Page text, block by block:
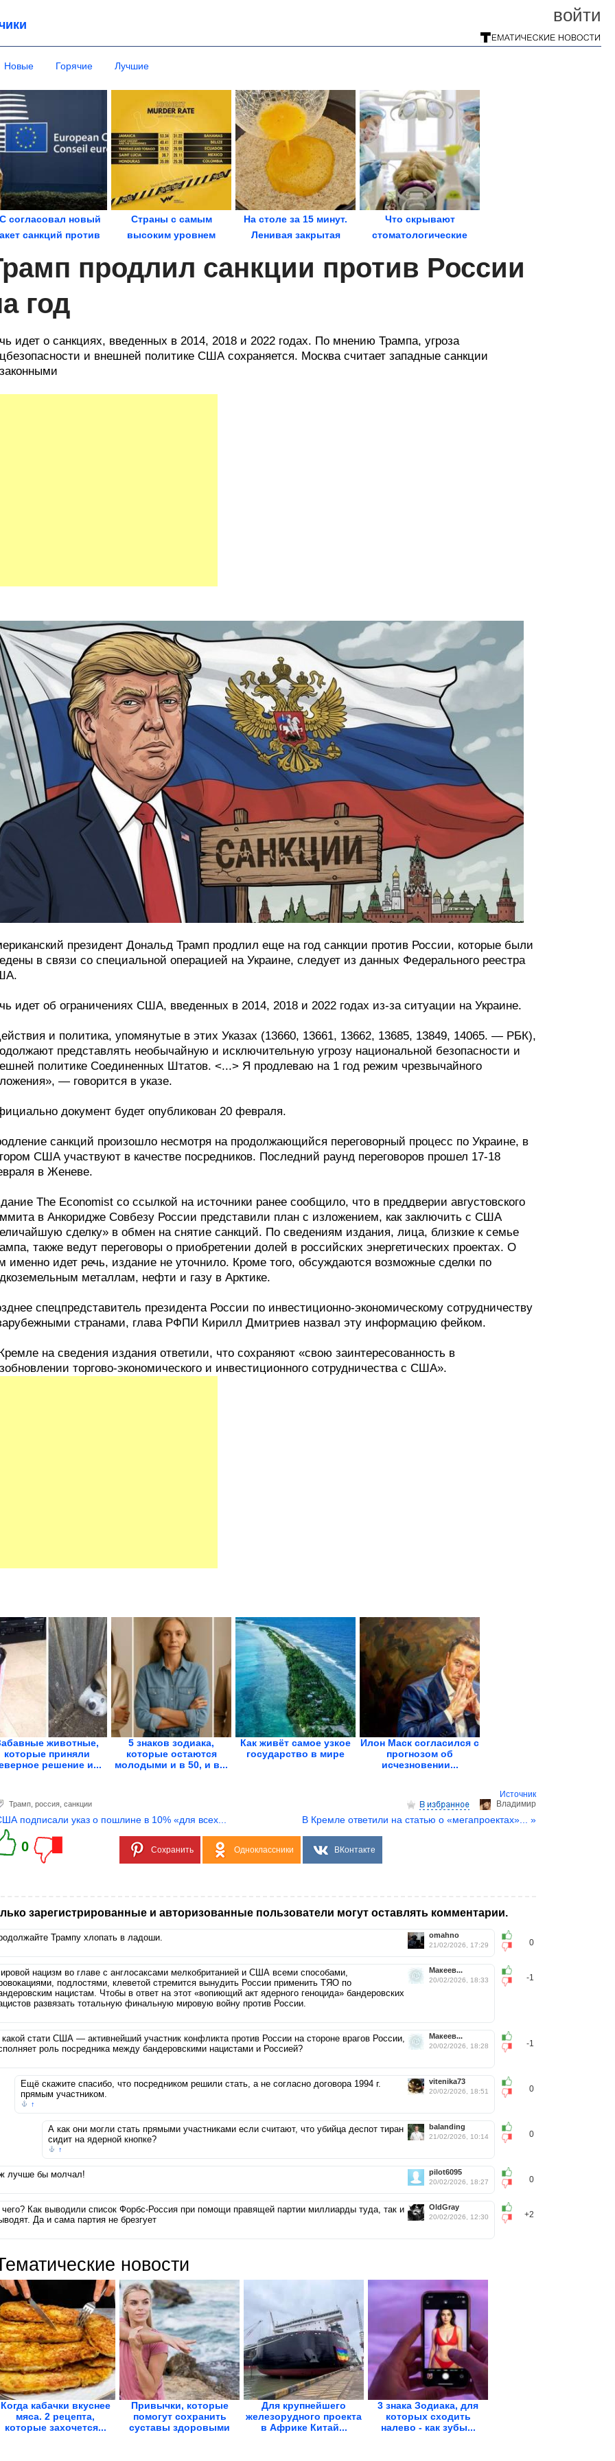
войти
Новые Горячие Лучшие
согласовал новый
санкций против
Страны с самым
высоким уровнем
Инфографика
На столе за 15 минут.
Ленивая закрытая
Что скрывают
стоматологические
имплантат...
продлил санкции против России
год
идет о санкциях, введенных в 2014, 2018 и 2022 годах. По мнению Трампа, угроза
и внешней политике США сохраняется. Москва считает западные санкции
президент Дональд Трамп продлил еще на год санкции против России, которые были
в связи со специальной операцией на Украине, следует из данных Федерального реестра
идет об ограничениях США, введенных в 2014, 2018 и 2022 годах из-за ситуации на Украине.
и политика, упомянутые в этих Указах (13660, 13661, 13662, 13685, 13849, 14065. — РБК),
представлять необычайную и исключительную угрозу национальной безопасности и
политике Соединенных Штатов. <...> Я продлеваю на 1 год режим чрезвычайного
— говорится в указе.
документ будет опубликован 20 февраля.
санкций произошло несмотря на продолжающийся переговорный процесс по Украине, в
США участвуют в качестве посредников. Последний раунд переговоров прошел 17-18
в Женеве.
The Economist со ссылкой на источники ранее сообщило, что в преддверии августовского
в Анкоридже Совбезу России представили план с изложением, как заключить с США
сделку» в обмен на снятие санкций. По сведениям издания, лица, близкие к семье
также ведут переговоры о приобретении долей в российских энергетических проектах. О
именно идет речь, издание не уточнило. Кроме того, обсуждаются возможные сделки по
металлам, нефти и газу в Арктике.
спецпредставитель президента России по инвестиционно-экономическому сотрудничеству
странами, глава РФПИ Кирилл Дмитриев назвал эту информацию фейком.
на сведения издания ответили, что сохраняют «свою заинтересованность в
торгово-экономического и инвестиционного сотрудничества с США».
животные,
которые приняли
решение и...
5 знаков зодиака,
которые остаются
молодыми и в 50, и в...
Как живёт самое узкое
государство в мире
Илон Маск согласился с
прогнозом об
исчезновении...
Источник
Владимир
Трамп россия санкции
подписали указ о пошлине в 10% «для всех... В Кремле ответили на статью о «мегапроектах»... »
0 Сохранить Одноклассники ВКонтакте
зарегистрированные и авторизованные пользователи могут оставлять комментарии.
0
omahno
21/02/2026, 17:29
Трампу хлопать в ладоши.
-1
Макеев...
20/02/2026, 18:33
нацизм во главе с англосаксами мелкобританией и США всеми способами,
подлостями, клеветой стремится вынудить России применить ТЯО по
нацистам. Чтобы в ответ на этот «вопиющий акт ядерного геноцида» бандеровских
развязать тотальную финальную мировую войну против России.
-1
Макеев...
20/02/2026, 18:28
стати США — активнейший участник конфликта против России на стороне врагов России,
роль посредника между бандеровскими нацистами и Россией?
0
vitenika73
20/02/2026, 18:51
Ещё скажите спасибо, что посредником решили стать, а не согласно договора 1994 г.
прямым участником.
↑
0
balanding
21/02/2026, 10:14
А как они могли стать прямыми участниками если считают, что убийца деспот тиран
сидит на ядерной кнопке?
↑
0
pilot6095
20/02/2026, 18:27
лучше бы молчал!
+2
OldGray
20/02/2026, 12:30
Как выводили список Форбс-Россия при помощи правящей партии миллиарды туда, так и
Да и сама партия не брезгует
новости
Когда кабачки вкуснее
мяса. 2 рецепта,
которые захочется...
Привычки, которые
помогут сохранить
суставы здоровыми
Для крупнейшего
железорудного проекта
в Африке Китай...
3 знака Зодиака, для
которых сходить
налево - как зубы...